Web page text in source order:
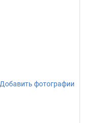
Добавить фотографии